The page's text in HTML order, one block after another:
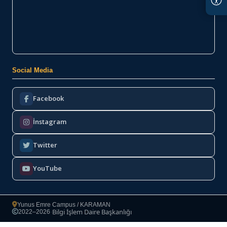
Social Media
Facebook
İnstagram
Twitter
YouTube
Yunus Emre Campus / KARAMAN
Copyright
2022–2026·Bilgi İşlem Daire Başkanlığı